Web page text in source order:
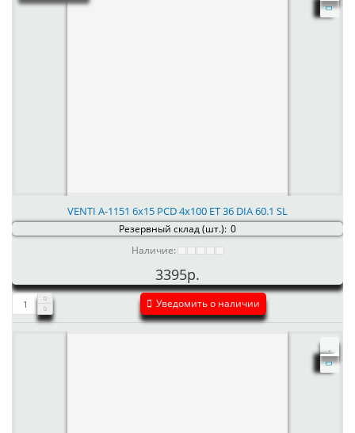
VENTI А-1151 6x15 PCD 4x100 ET 36 DIA 60.1 SL
Резервный склад (шт.): 0
Наличие:
3395р.
Уведомить о наличии